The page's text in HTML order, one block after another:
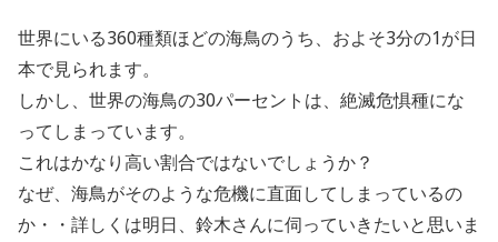
世界にいる360種類ほどの海鳥のうち、およそ3分の1が日
本で見られます。
しかし、世界の海鳥の30パーセントは、絶滅危惧種にな
ってしまっています。
これはかなり高い割合ではないでしょうか？
なぜ、海鳥がそのような危機に直面してしまっているの
か・・詳しくは明日、鈴木さんに伺っていきたいと思いま